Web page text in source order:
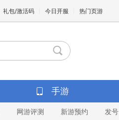
礼包/激活码 今日开服 热门页游
王权与自由
手游
网游评测 新游预约 发号